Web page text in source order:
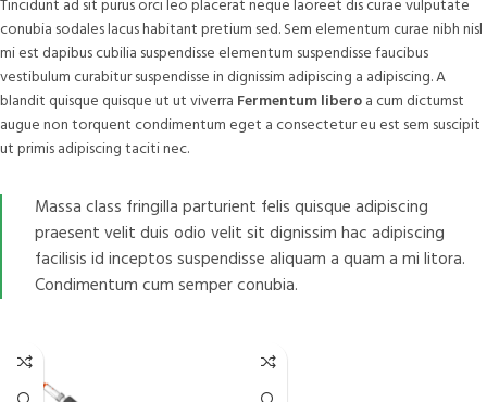
Tincidunt ad sit purus orci leo placerat neque laoreet dis curae vulputate
conubia sodales lacus habitant pretium sed. Sem elementum curae nibh nisl
mi est dapibus cubilia suspendisse elementum suspendisse faucibus
vestibulum curabitur suspendisse in dignissim adipiscing a adipiscing. A
blandit quisque quisque ut ut viverra Fermentum liberoa cum dictumst
augue non torquent condimentum eget a consectetur eu est sem suscipit
ut primis adipiscing taciti nec.
Massa class fringilla parturient felis quisque adipiscing
praesent velit duis odio velit sit dignissim hac adipiscing
facilisis id inceptos suspendisse aliquam a quam a mi litora.
Condimentum cum semper conubia.